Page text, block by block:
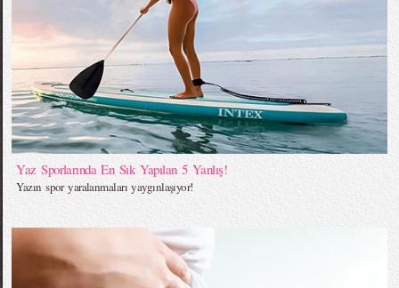
Yaz Sporlarında En Sık Yapılan 5 Yanlış!
Yazın spor yaralanmaları yaygınlaşıyor!